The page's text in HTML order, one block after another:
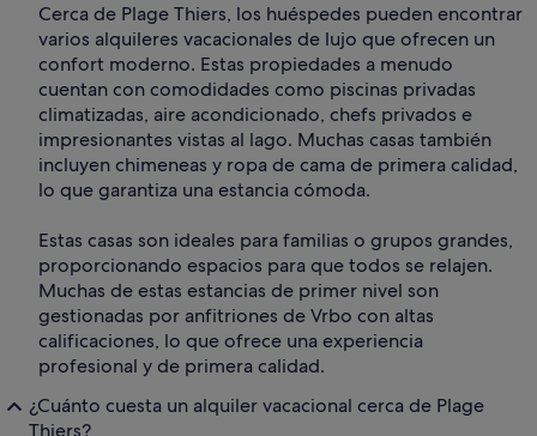
Cerca de Plage Thiers, los huéspedes pueden encontrar
varios alquileres vacacionales de lujo que ofrecen un
confort moderno. Estas propiedades a menudo
cuentan con comodidades como piscinas privadas
climatizadas, aire acondicionado, chefs privados e
impresionantes vistas al lago. Muchas casas también
incluyen chimeneas y ropa de cama de primera calidad,
lo que garantiza una estancia cómoda.
Estas casas son ideales para familias o grupos grandes,
proporcionando espacios para que todos se relajen.
Muchas de estas estancias de primer nivel son
gestionadas por anfitriones de Vrbo con altas
calificaciones, lo que ofrece una experiencia
profesional y de primera calidad.
¿Cuánto cuesta un alquiler vacacional cerca de Plage